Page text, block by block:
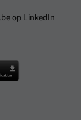
op LinkedIn